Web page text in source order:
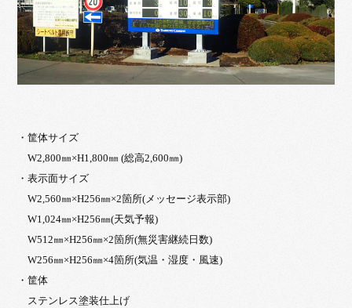
・筐体サイズ
W2,800㎜×H1,800㎜ (総高2,600㎜)
・表示面サイズ
W2,560㎜×H256㎜×2箇所(メッセージ表示部)
W1,024㎜×H256㎜(天気予報)
W512㎜×H256㎜×2箇所(無災害継続日数)
W256㎜×H256㎜×4箇所(気温・湿度・風速)
・筐体
ステンレス塗装仕上げ